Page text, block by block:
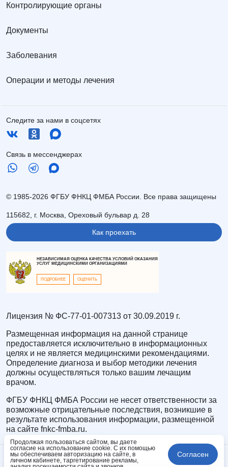
Контролирующие органы
Документы
Заболевания
Операции и методы лечения
Следите за нами в соцсетях
Связь в мессенджерах
© 1985-2026 ФГБУ ФНКЦ ФМБА России. Все права защищены
115682, г. Москва, Ореховый бульвар д. 28
Как проехать
НЕЗАВИСИМАЯ ОЦЕНКА КАЧЕСТВА УСЛОВИЙ ОКАЗАНИЯ
УСЛУГ МЕДИЦИНСКИМИ ОРГАНИЗАЦИЯМИ
ПОДРОБНЕЕ ОЦЕНИТЬ
Лицензия № ФС-77-01-007313 от 30.09.2019 г.
Размещенная информация на данной странице
предоставляется исключительно в информационных
целях и не является медицинскими рекомендациями.
Определение диагноза и выбор методики лечения
должны осуществляться только вашим лечащим
врачом.
ФГБУ ФНКЦ ФМБА России не несет ответственности за
возможные отрицательные последствия, возникшие в
результате использования информации, размещенной
на сайте fnkc-fmba.ru.
Продолжая пользоваться сайтом, вы даете
согласие на использование cookie. С их помощью
мы обеспечиваем авторизацию на сайте, в
личном кабинете, таргетирование рекламы,
Согласен